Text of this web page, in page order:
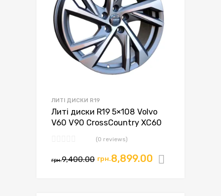
ЛИТІ ДИСКИ R19
Литі диски R19 5×108 Volvo
V60 V90 CrossCountry XC60
(0 reviews)
грн.9,400.00 грн.8,899.00